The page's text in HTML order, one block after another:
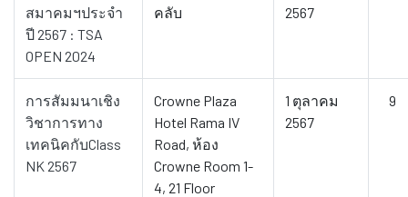
สมาคมฯประจำ
ปี 2567 : TSA
OPEN 2024
คลับ
2567
การสัมมนาเชิง
วิชาการทาง
เทคนิคกับClass
NK 2567
Crowne Plaza
Hotel Rama IV
Road, ห้อง
Crowne Room 1-
4, 21 Floor
1 ตุลาคม
2567
9